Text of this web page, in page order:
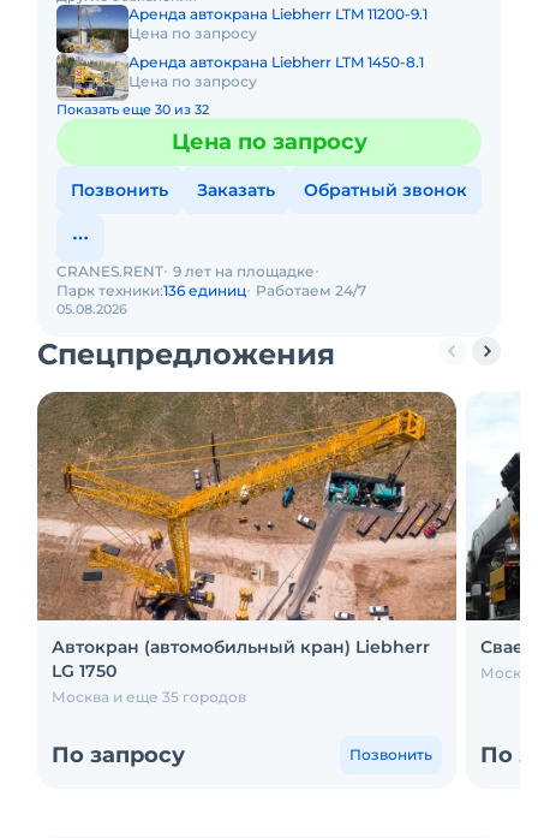
Аренда автокрана Liebherr LTM 11200-9.1
Цена по запросу
Аренда автокрана Liebherr LTM 1450-8.1
Цена по запросу
Показать еще 30 из 32
Цена по запросу
Позвонить Заказать Обратный звонок
05.08.2026
CRANES.RENT 9 лет на площадке
Парк техники:136 единиц Работаем 24/7
Спецпредложения
Автокран (автомобильный кран) Liebherr
LG 1750
Москва и еще 35 городов
По запросу Позвонить По